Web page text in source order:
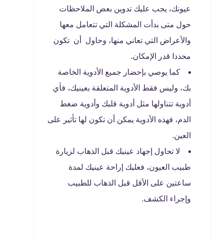
عيونك، يجب عليك تدوين بعض الملاحظات
حول متى بدأت المشكلة التي تتعامل معها
والأعراض التي تعاني منها، وحاول أن تكون
محددا قدر الإمكان.
كما يوصي بإحضار جميع الأدوية الخاصة
بك، وليس فقط الأدوية المتعلقة بعينيك، فأي
أدوية تتناولها مثل أدوية قلبك وأدوية ضغط
الدم، فهذه الأدوية يمكن أن تكون لها تأثير على
العين.
لا تحاول إجهاد عينيك قبل الذهاب لزيارة
طبيب العيون، فعليك إراحة عينيك لمدة
ساعتين على الأقل قبل الذهاب للطبيب
وإجراء الكشف.